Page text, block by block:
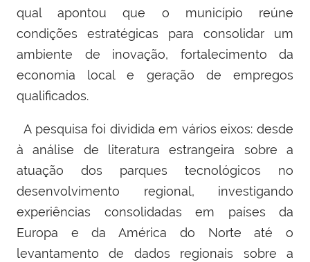
qualapontou que o município reúne
condições estratégicas para consolidar um
ambiente de inovação, fortalecimento da
economia local e geração de empregos
qualificados.
A pesquisa foi dividida em vários eixos: desde
à análise de literatura estrangeira sobre a
atuação dos parques tecnológicos no
desenvolvimento regional, investigando
experiências consolidadas em países da
Europa e da América do Norte até o
levantamento de dados regionais sobre a